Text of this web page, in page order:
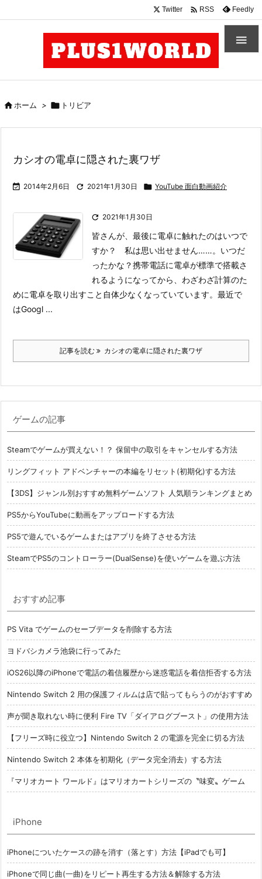

Twitter  RSS Feedly
ホーム >  トリビア
カシオの電卓に隠された裏ワザ
 2014年2月6日  2021年1月30日  YouTube 面白動画紹介
 2021年1月30日
皆さんが、最後に電卓に触れたのはいつで
すか？ 私は思い出せません……。いつだ
ったかな？携帯電話に電卓が標準で搭載さ
れるようになってから、わざわざ計算のた
めに電卓を取り出すこと自体少なくなっていています。最近で
はGoogl ...
記事を読む カシオの電卓に隠された裏ワザ
ゲームの記事
Steamでゲームが買えない！？ 保留中の取引をキャンセルする方法
リングフィット アドベンチャーの本編をリセット(初期化)する方法
【3DS】ジャンル別おすすめ無料ゲームソフト 人気順ランキングまとめ
PS5からYouTubeに動画をアップロードする方法
PS5で遊んでいるゲームまたはアプリを終了させる方法
SteamでPS5のコントローラー(DualSense)を使いゲームを遊ぶ方法
おすすめ記事
PS Vita でゲームのセーブデータを削除する方法
ヨドバシカメラ池袋に行ってみた
iOS26以降のiPhoneで電話の着信履歴から迷惑電話を着信拒否する方法
Nintendo Switch 2 用の保護フィルムは店で貼ってもらうのがおすすめ
声が聞き取れない時に便利 Fire TV「ダイアログブースト」の使用方法
【フリーズ時に役立つ】Nintendo Switch 2 の電源を完全に切る方法
Nintendo Switch 2 本体を初期化（データ完全消去）する方法
『マリオカート ワールド』はマリオカートシリーズの〝味変〟ゲーム
iPhone
iPhoneについたケースの跡を消す（落とす）方法【iPadでも可】
iPhoneで同じ曲(一曲)をリピート再生する方法＆解除する方法